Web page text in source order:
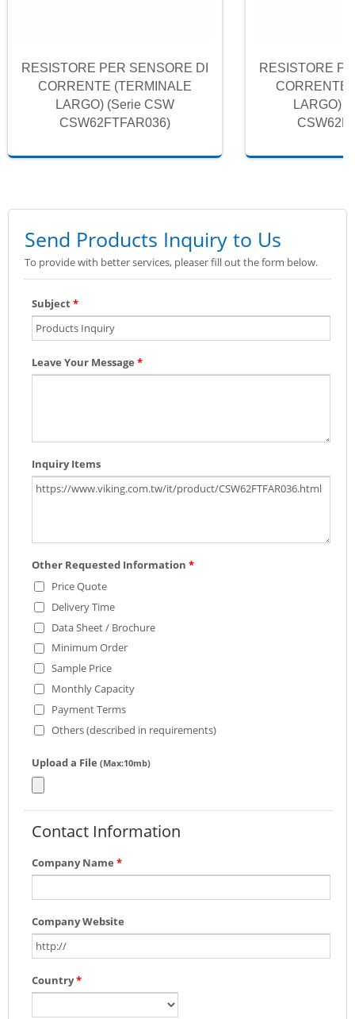
RESISTORE PER SENSORE DI
CORRENTE (TERMINALE
LARGO) (Serie CSW
CSW62FTFAR036)
RESISTORE
CORRENTE
LARGO)